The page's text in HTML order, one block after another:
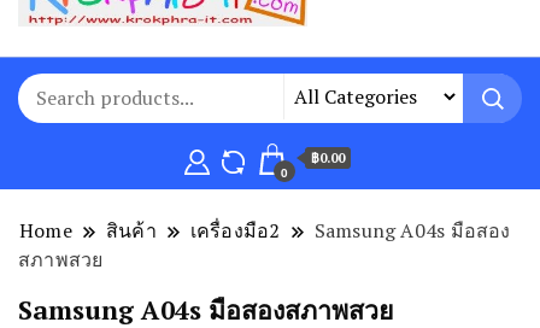
0
฿0.00
Home สินค้า เครื่องมือ2
Samsung A04s มือสอง
สภาพสวย
Samsung A04s มือสองสภาพสวย